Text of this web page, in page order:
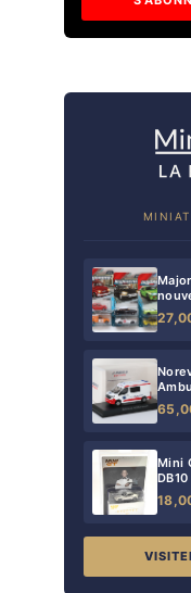
Mini